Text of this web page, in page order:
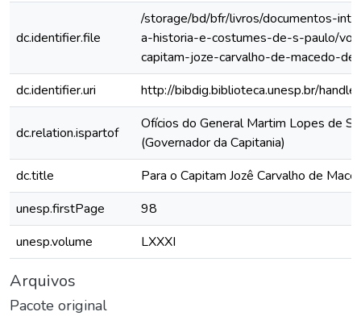
dc.identifier.file
/storage/bd/bfr/livros/documentos-
a-historia-e-costumes-de-s-paulo/
capitam-joze-carvalho-de-macedo-
dc.identifier.uri
http://bibdig.biblioteca.unesp.br/
dc.relation.ispartof
Ofícios do General Martim Lopes de
(Governador da Capitania)
dc.title
Para o Capitam Jozê Carvalho de
unesp.firstPage
98
unesp.volume
LXXXI
Arquivos
Pacote original